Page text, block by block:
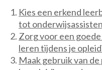
Kies een erkend
tot
Zorg voor een
leren tijdens je
Maak gebruik van